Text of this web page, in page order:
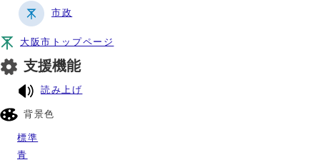
市政
大阪市トップページ
支援機能
読み上げ
背景色
標準
青